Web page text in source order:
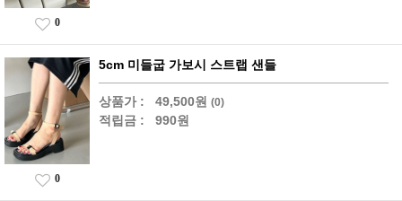
0
5cm 미들굽 가보시 스트랩 샌들
상품가 : 49,500원 (0)
적립금 : 990원
0